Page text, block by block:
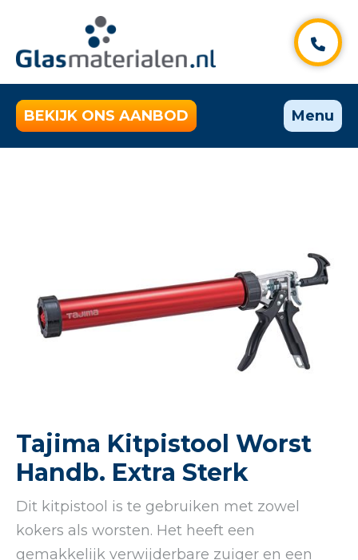
BEKIJK ONS AANBOD Menu
Tajima Kitpistool Worst
Handb. Extra Sterk
Dit kitpistool is te gebruiken met zowel
kokers als worsten. Het heeft een
gemakkelijk verwijderbare zuiger en een